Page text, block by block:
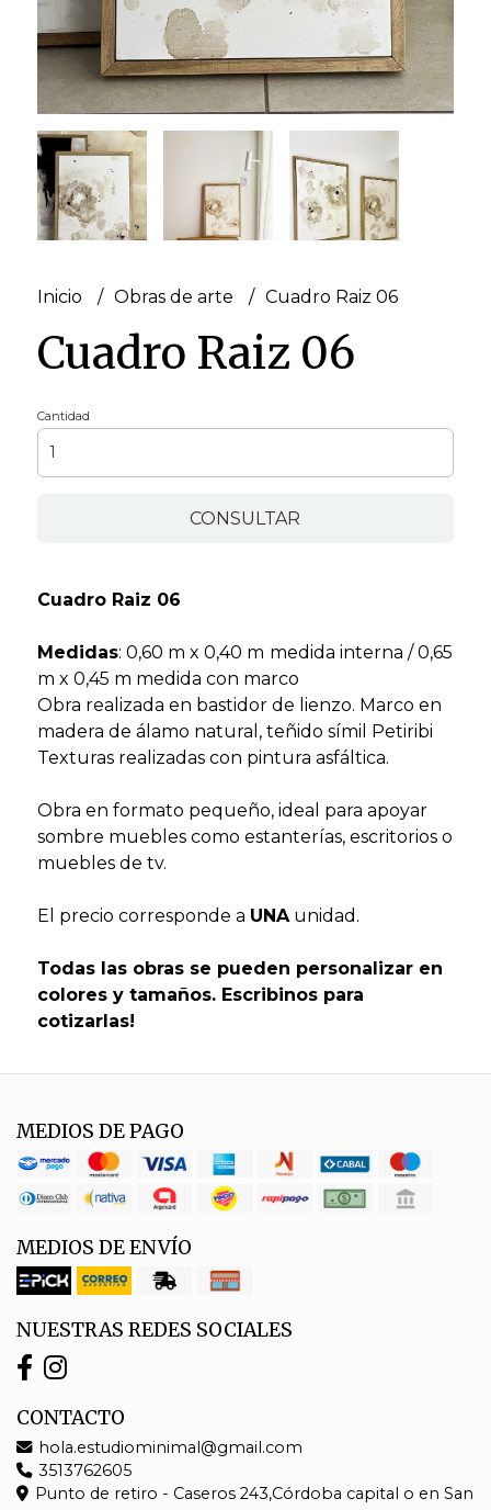
Inicio Obras de arte Cuadro Raiz 06
Cuadro Raiz 06
Cantidad
CONSULTAR
Cuadro Raiz 06
Medidas: 0,60 m x 0,40 m medida interna / 0,65
m x 0,45 m medida con marco
Obra realizada en bastidor de lienzo. Marco en
madera de álamo natural, teñido símil Petiribi
Texturas realizadas con pintura asfáltica.
Obra en formato pequeño, ideal para apoyar
sombre muebles como estanterías, escritorios o
muebles de tv.
El precio corresponde a UNAunidad.
Todas las obras se pueden personalizar en
colores y tamaños. Escribinos para
cotizarlas!
MEDIOS DE PAGO
MEDIOS DE ENVÍO
NUESTRAS REDES SOCIALES
CONTACTO
hola.estudiominimal@gmail.com
3513762605
Punto de retiro - Caseros 243,Córdoba capital o en San